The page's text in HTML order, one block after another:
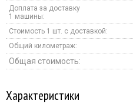
Доплата за доставку
1 машины:
Стоимость 1 шт. с доставкой:
Общий километраж:
Общая стоимость:
Характеристики